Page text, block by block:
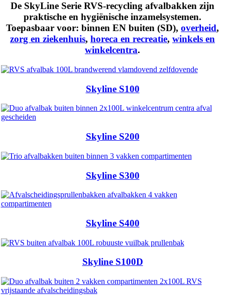
De SkyLine Serie RVS-recycling afvalbakken zijn
praktische en hygiënische inzamelsystemen.
Toepasbaar voor: binnen EN buiten (SD), overheid,
zorg en ziekenhuis, horeca en recreatie, winkels en
winkelcentra.
Skyline S100
Skyline S200
Skyline S300
Skyline S400
Skyline S100D